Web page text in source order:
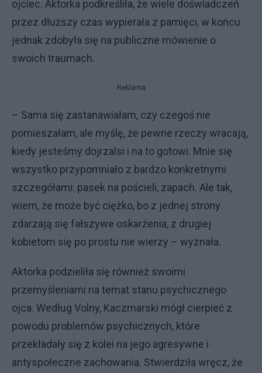
ojciec. Aktorka podkreśliła, że wiele doświadczeń
przez dłuższy czas wypierała z pamięci, w końcu
jednak zdobyła się na publiczne mówienie o
swoich traumach.
Reklama
– Sama się zastanawiałam, czy czegoś nie
pomieszałam, ale myślę, że pewne rzeczy wracają,
kiedy jesteśmy dojrzalsi i na to gotowi. Mnie się
wszystko przypomniało z bardzo konkretnymi
szczegółami: pasek na pościeli, zapach. Ale tak,
wiem, że może być ciężko, bo z jednej strony
zdarzają się fałszywe oskarżenia, z drugiej
kobietom się po prostu nie wierzy – wyznała.
Aktorka podzieliła się również swoimi
przemyśleniami na temat stanu psychicznego
ojca. Według Volny, Kaczmarski mógł cierpieć z
powodu problemów psychicznych, które
przekładały się z kolei na jego agresywne i
antyspołeczne zachowania. Stwierdziła wręcz, że